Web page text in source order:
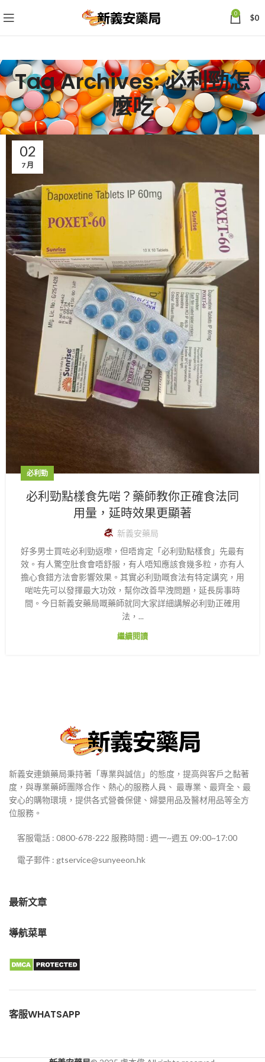
0 $0
Tag Archives: 必利勁怎
麼吃
02
7 月
必利勁
必利勁點樣食先啱？藥師教你正確食法同
用量，延時效果更顯著
新義安藥局
好多男士買咗必利勁返嚟，但唔肯定「必利勁點樣食」先最有
效。有人驚空肚食會唔舒服，有人唔知應該食幾多粒，亦有人
擔心食錯方法會影響效果。其實必利勁嘅食法有特定講究，用
啱咗先可以發揮最大功效，幫你改善早洩問題，延長房事時
間。今日新義安藥局嘅藥師就同大家詳細講解必利勁正確用
法，...
繼續閱讀
新義安連鎖藥局秉持著「專業與誠信」的態度，提高與客戶之黏著
度，與專業藥師團隊合作、熱心的服務人員、 最專業、最齊全、最
安心的購物環境，提供各式營養保健、婦嬰用品及醫材用品等全方
位服務。
客服電話 : 0800-678-222 服務時間 : 週一~週五 09:00~17:00
電子郵件 : gtservice@sunyeeon.hk
最新文章
導航菜單
客服WHATSAPP